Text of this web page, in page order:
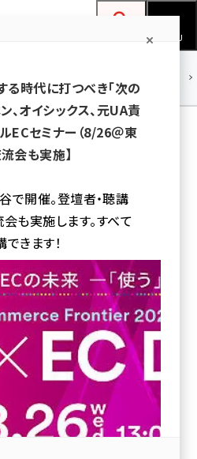
ョップ担当者フォーラム
MENU
使われている記事の一覧
示中
ツ
の高級ペット用
。
Charley Chau」、創業者いわく成功の秘
」
時代に打つべき「次の
、オイシックス、元UA責
ECセミナー（8/26＠東
流会も実施】
で開催。登壇者・聴講
も実施します。すべて
きます！